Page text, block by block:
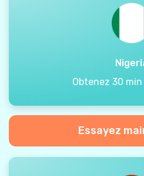
Obtenez 30
Essayez